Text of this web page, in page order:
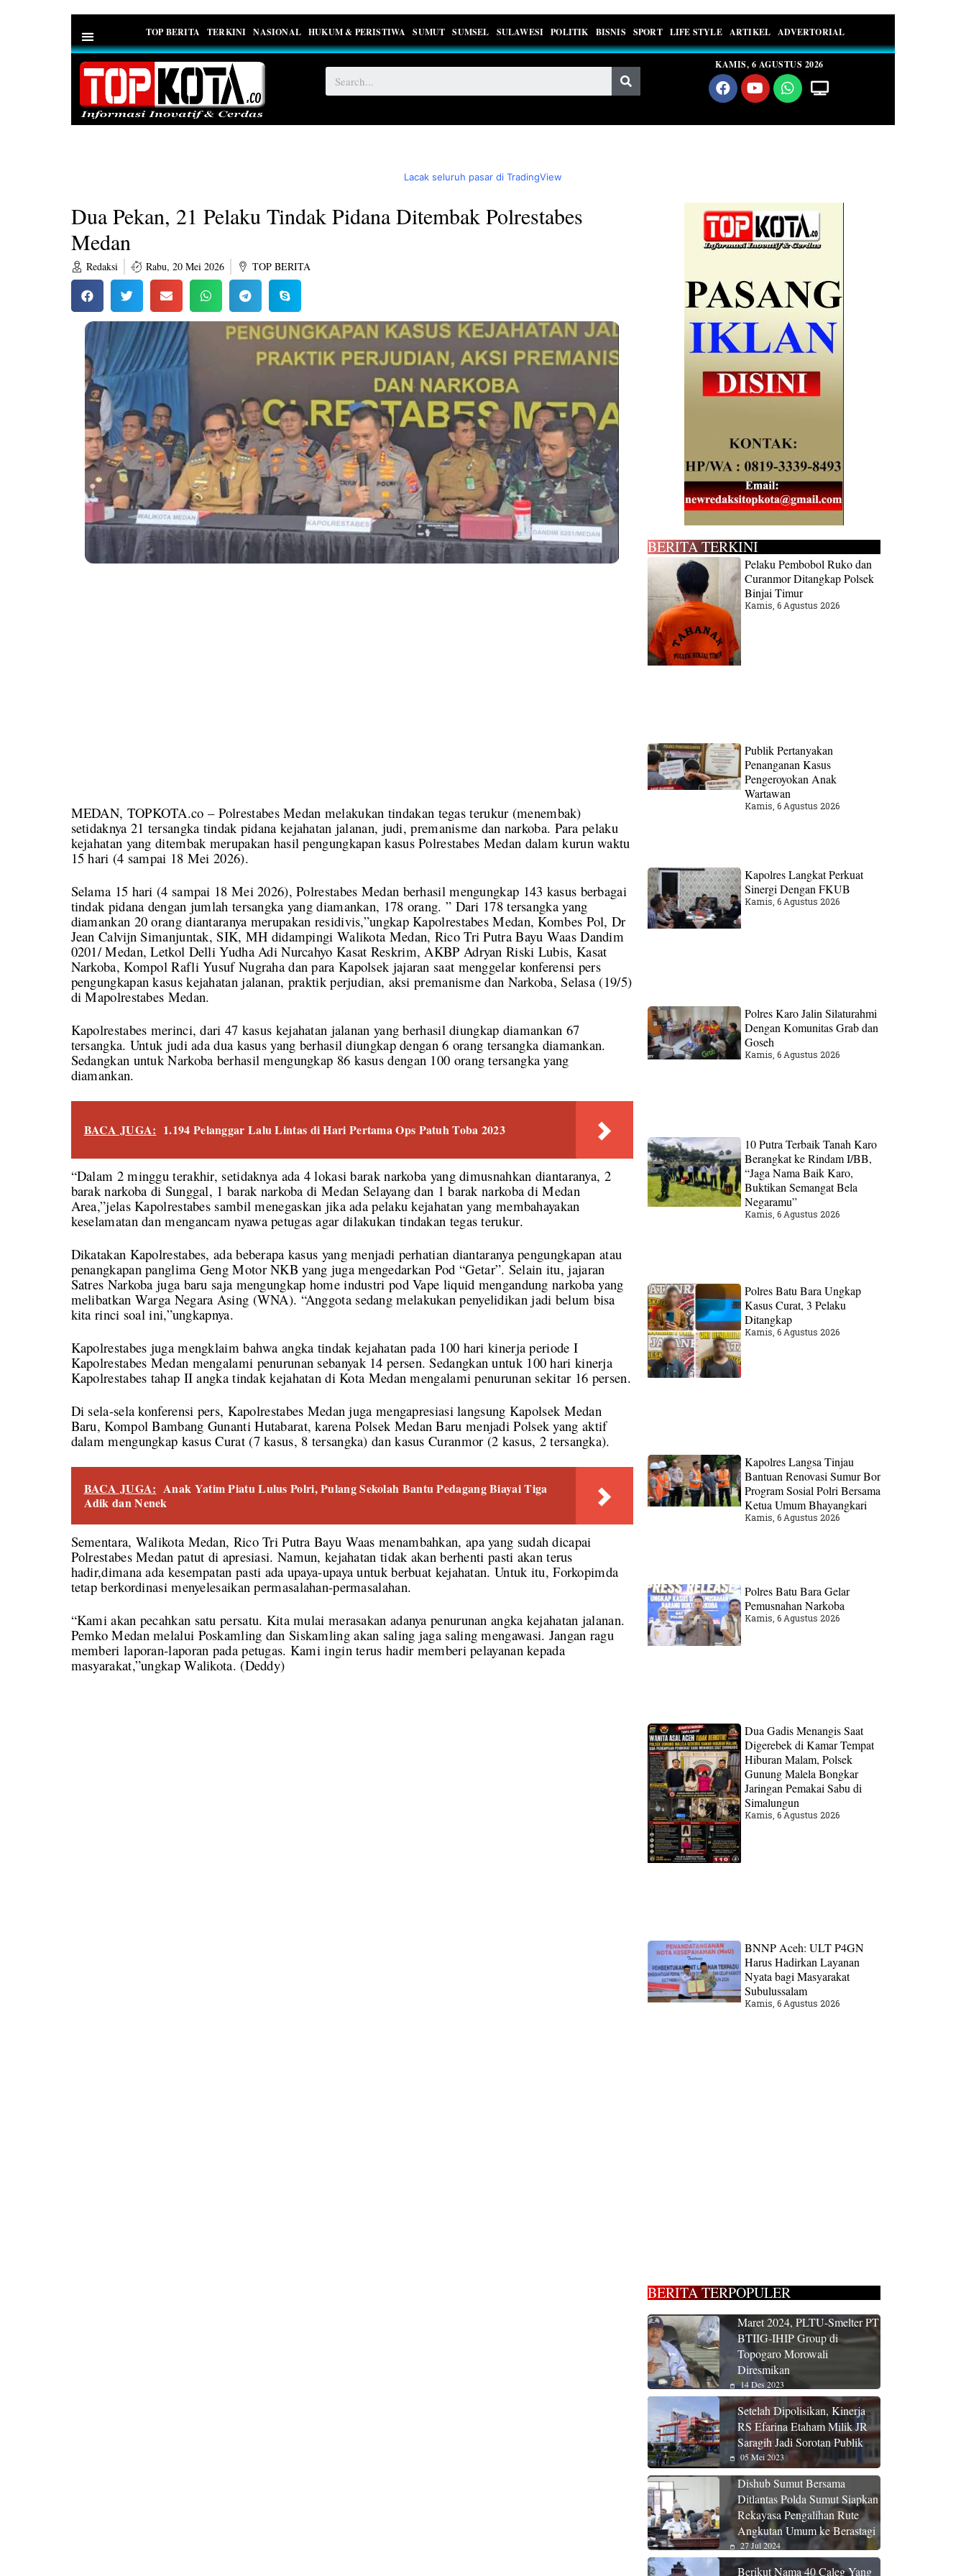
TOP BERITA TERKINI NASIONAL HUKUM & PERISTIWA SUMUT SUMSEL SULAWESI POLITIK BISNIS SPORT LIFE STYLE ARTIKEL ADVERTORIAL
KAMIS, 6 AGUSTUS 2026
Lacak seluruh pasar di TradingView
Dua Pekan, 21 Pelaku Tindak Pidana Ditembak Polrestabes
Medan
Redaksi Rabu, 20 Mei 2026 TOP BERITA
MEDAN, TOPKOTA.co – Polrestabes Medan melakukan tindakan tegas terukur (menembak)
setidaknya 21 tersangka tindak pidana kejahatan jalanan, judi, premanisme dan narkoba. Para pelaku
kejahatan yang ditembak merupakan hasil pengungkapan kasus Polrestabes Medan dalam kurun waktu
15 hari (4 sampai 18 Mei 2026).
Selama 15 hari (4 sampai 18 Mei 2026), Polrestabes Medan berhasil mengungkap 143 kasus berbagai
tindak pidana dengan jumlah tersangka yang diamankan, 178 orang. ” Dari 178 tersangka yang
diamankan 20 orang diantaranya merupakan residivis,”ungkap Kapolrestabes Medan, Kombes Pol, Dr
Jean Calvijn Simanjuntak, SIK, MH didampingi Walikota Medan, Rico Tri Putra Bayu Waas Dandim
0201/ Medan, Letkol Delli Yudha Adi Nurcahyo Kasat Reskrim, AKBP Adryan Riski Lubis, Kasat
Narkoba, Kompol Rafli Yusuf Nugraha dan para Kapolsek jajaran saat menggelar konferensi pers
pengungkapan kasus kejahatan jalanan, praktik perjudian, aksi premanisme dan Narkoba, Selasa (19/5)
di Mapolrestabes Medan.
Kapolrestabes merinci, dari 47 kasus kejahatan jalanan yang berhasil diungkap diamankan 67
tersangka. Untuk judi ada dua kasus yang berhasil diungkap dengan 6 orang tersangka diamankan.
Sedangkan untuk Narkoba berhasil mengungkap 86 kasus dengan 100 orang tersangka yang
diamankan.
BACA JUGA: 1.194 Pelanggar Lalu Lintas di Hari Pertama Ops Patuh Toba 2023
“Dalam 2 minggu terakhir, setidaknya ada 4 lokasi barak narkoba yang dimusnahkan diantaranya, 2
barak narkoba di Sunggal, 1 barak narkoba di Medan Selayang dan 1 barak narkoba di Medan
Area,”jelas Kapolrestabes sambil menegaskan jika ada pelaku kejahatan yang membahayakan
keselamatan dan mengancam nyawa petugas agar dilakukan tindakan tegas terukur.
Dikatakan Kapolrestabes, ada beberapa kasus yang menjadi perhatian diantaranya pengungkapan atau
penangkapan panglima Geng Motor NKB yang juga mengedarkan Pod “Getar”. Selain itu, jajaran
Satres Narkoba juga baru saja mengungkap home industri pod Vape liquid mengandung narkoba yang
melibatkan Warga Negara Asing (WNA). “Anggota sedang melakukan penyelidikan jadi belum bisa
kita rinci soal ini,”ungkapnya.
Kapolrestabes juga mengklaim bahwa angka tindak kejahatan pada 100 hari kinerja periode I
Kapolrestabes Medan mengalami penurunan sebanyak 14 persen. Sedangkan untuk 100 hari kinerja
Kapolrestabes tahap II angka tindak kejahatan di Kota Medan mengalami penurunan sekitar 16 persen.
Di sela-sela konferensi pers, Kapolrestabes Medan juga mengapresiasi langsung Kapolsek Medan
Baru, Kompol Bambang Gunanti Hutabarat, karena Polsek Medan Baru menjadi Polsek yang aktif
dalam mengungkap kasus Curat (7 kasus, 8 tersangka) dan kasus Curanmor (2 kasus, 2 tersangka).
BACA JUGA: Anak Yatim Piatu Lulus Polri, Pulang Sekolah Bantu Pedagang Biayai Tiga
Adik dan Nenek
Sementara, Walikota Medan, Rico Tri Putra Bayu Waas menambahkan, apa yang sudah dicapai
Polrestabes Medan patut di apresiasi. Namun, kejahatan tidak akan berhenti pasti akan terus
hadir,dimana ada kesempatan pasti ada upaya-upaya untuk berbuat kejahatan. Untuk itu, Forkopimda
tetap berkordinasi menyelesaikan permasalahan-permasalahan.
“Kami akan pecahkan satu persatu. Kita mulai merasakan adanya penurunan angka kejahatan jalanan.
Pemko Medan melalui Poskamling dan Siskamling akan saling jaga saling mengawasi. Jangan ragu
memberi laporan-laporan pada petugas. Kami ingin terus hadir memberi pelayanan kepada
masyarakat,”ungkap Walikota. (Deddy)
BERITA TERKINI
Pelaku Pembobol Ruko dan
Curanmor Ditangkap Polsek
Binjai Timur
Kamis, 6 Agustus 2026
Publik Pertanyakan
Penanganan Kasus
Pengeroyokan Anak
Wartawan
Kamis, 6 Agustus 2026
Kapolres Langkat Perkuat
Sinergi Dengan FKUB
Kamis, 6 Agustus 2026
Polres Karo Jalin Silaturahmi
Dengan Komunitas Grab dan
Goseh
Kamis, 6 Agustus 2026
10 Putra Terbaik Tanah Karo
Berangkat ke Rindam I/BB,
“Jaga Nama Baik Karo,
Buktikan Semangat Bela
Negaramu”
Kamis, 6 Agustus 2026
Polres Batu Bara Ungkap
Kasus Curat, 3 Pelaku
Ditangkap
Kamis, 6 Agustus 2026
Kapolres Langsa Tinjau
Bantuan Renovasi Sumur Bor
Program Sosial Polri Bersama
Ketua Umum Bhayangkari
Kamis, 6 Agustus 2026
Polres Batu Bara Gelar
Pemusnahan Narkoba
Kamis, 6 Agustus 2026
Dua Gadis Menangis Saat
Digerebek di Kamar Tempat
Hiburan Malam, Polsek
Gunung Malela Bongkar
Jaringan Pemakai Sabu di
Simalungun
Kamis, 6 Agustus 2026
BNNP Aceh: ULT P4GN
Harus Hadirkan Layanan
Nyata bagi Masyarakat
Subulussalam
Kamis, 6 Agustus 2026
BERITA TERPOPULER
Maret 2024, PLTU-Smelter PT
BTIIG-IHIP Group di
Topogaro Morowali
Diresmikan
14 Des 2023
Setelah Dipolisikan, Kinerja
RS Efarina Etaham Milik JR
Saragih Jadi Sorotan Publik
05 Mei 2023
Dishub Sumut Bersama
Ditlantas Polda Sumut Siapkan
Rekayasa Pengalihan Rute
Angkutan Umum ke Berastagi
27 Jul 2024
Berikut Nama 40 Caleg Yang